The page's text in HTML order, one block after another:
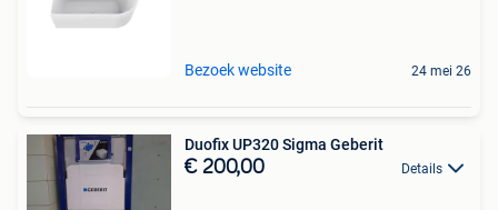
Bezoek website 24 mei 26
Duofix UP320 Sigma Geberit
€ 200,00 Details